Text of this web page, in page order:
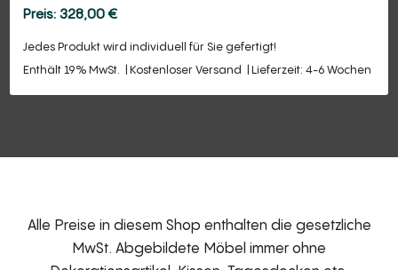
328,00€
Jedes Produkt wird individuell für Sie gefertigt!
Enthält 19% MwSt.
Kostenloser Versand Lieferzeit: 4-6 Wochen
Alle Preise in diesem Shop enthalten die gesetzliche
MwSt. Abgebildete Möbel immer ohne